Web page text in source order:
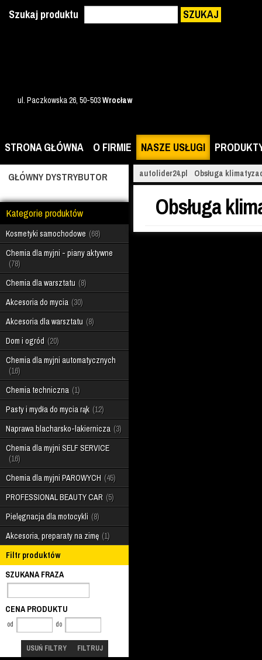
ul. Paczkowska 26, 50-503Wrocław
Szukaj produktu SZUKAJ
STRONA GŁÓWNA O FIRMIE NASZE USŁUGI
GŁÓWNY DYSTRYBUTOR
Kategorie produktów
Kosmetyki samochodowe 68
Chemia dla myjni - piany aktywne
78
Chemia dla warsztatu 8
Akcesoria do mycia 30
Akcesoria dla warsztatu 8
Dom i ogród 20
Chemia dla myjni automatycznych
16
Chemia techniczna 1
Pasty i mydła do mycia rąk 12
Naprawa blacharsko-lakiernicza 3
Chemia dla myjni SELF SERVICE
16
Chemia dla myjni PAROWYCH 45
PROFESSIONAL BEAUTY CAR 5
Pielęgnacja dla motocykli 8
Akcesoria, preparaty na zimę 1
Filtr produktów
SZUKANA FRAZA
CENA PRODUKTU
od do
USUŃ FILTRY FILTRUJ
autolider24.pl Obsługa
Obsługa